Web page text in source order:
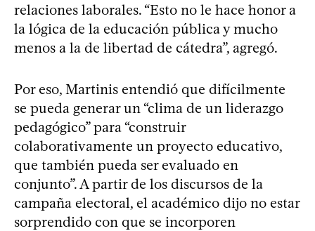
relaciones laborales. “Esto no le hace honor a
la lógica de la educación pública y mucho
menos a la de libertad de cátedra”, agregó.
Por eso, Martinis entendió que difícilmente
se pueda generar un “clima de un liderazgo
pedagógico” para “construir
colaborativamente un proyecto educativo,
que también pueda ser evaluado en
conjunto”. A partir de los discursos de la
campaña electoral, el académico dijo no estar
sorprendido con que se incorporen